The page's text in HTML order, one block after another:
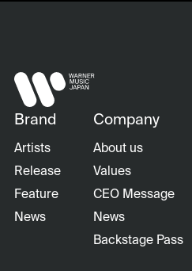
Brand
Artists
Release
Feature
News
Company
About us
Values
CEO Message
News
Backstage Pass